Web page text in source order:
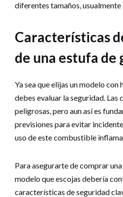
diferentes tamaños, usualmente
Características
de una estufa de
Ya sea que elijas un modelo con
debes evaluar la seguridad. Las
peligrosas, pero aun así es
previsiones para evitar
uso de este combustible
Para asegurarte de comprar
modelo que escojas debería
características de seguridad